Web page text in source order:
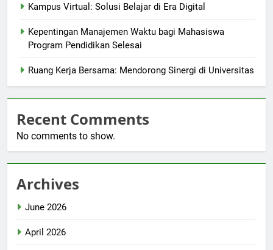
Kampus Virtual: Solusi Belajar di Era Digital
Kepentingan Manajemen Waktu bagi Mahasiswa
Program Pendidikan Selesai
Ruang Kerja Bersama: Mendorong Sinergi di Universitas
Recent Comments
No comments to show.
Archives
June 2026
April 2026